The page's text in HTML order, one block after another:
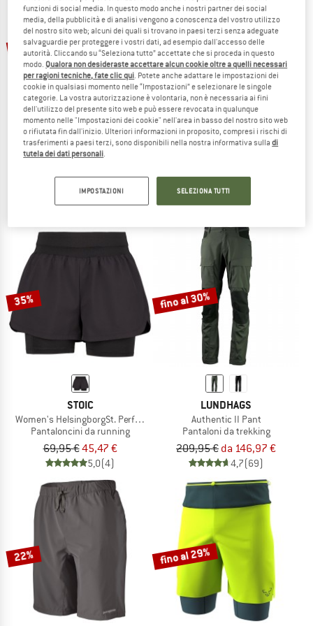
TO THE SALE
fino al 40%
MAMMUT
Pantaloncini
da 71,97 €
(0)
fino al 25%
DYNAFIT
Pantaloncini da running
79,95 €da 59,96 €
5,0(6)
35%
STOIC
Women's HelsingborgSt. Performance 2in1 Shorts II
Pantaloncini da running
69,95 €45,47 €
5,0(4)
fino al 30%
LUNDHAGS
Authentic II Pant
Pantaloni da trekking
209,95 € da 146,97 €
4,7(69)
22% fino al 29%
funzioni di social media. In questo modo anche i nostri partner dei social
media, della pubblicità e di analisi vengono a conoscenza del vostro utilizzo
del nostro sito web; alcuni dei quali si trovano in paesi terzi senza adeguate
salvaguardie per proteggere i vostri dati, ad esempio dall'accesso delle
autorità. Cliccando su “Seleziona tutto” accettate che si proceda in questo
modo. Qualora non desideraste accettare alcun cookie oltre a quelli necessari
per ragioni tecniche, fate clic qui. Potete anche adattare le impostazioni dei
cookie in qualsiasi momento nelle “Impostazioni” e selezionare le singole
categorie. La vostra autorizzazione è volontaria, non è necessaria ai fini
dell'utilizzo del presente sito web e può essere revocata in qualunque
momento nelle "Impostazioni dei cookie" nell'area in basso del nostro sito web
o rifiutata fin dall'inizio. Ulteriori informazioni in proposito, compresi i rischi di
trasferimenti a paesi terzi, sono disponibili nella nostra informativa sulladi
tutela dei dati personali.
IMPOSTAZIONI SELEZIONA TUTTI